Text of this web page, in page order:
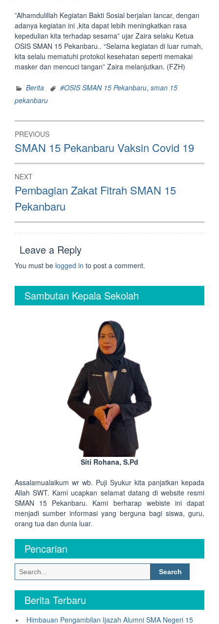
”Alhamdulillah Kegiatan Bakti Sosial berjalan lancar, dengan
adanya kegiatan ini ,kita dapat lebih meningkatkan rasa
kepedulian kita terhadap sesama” ujar Zaira selaku Ketua
OSIS SMAN 15 Pekanbaru.. “Selama kegiatan di luar rumah,
kita selalu mematuhi protokol kesehatan seperti memakai
masker dan mencuci tangan” Zaira melanjutkan. (FZH)
Berita #OSIS SMAN 15 Pekanbaru, sman 15
pekanbaru
Post
navigation
PREVIOUS
Previous
post:
SMAN 15 Pekanbaru Vaksin Covid 19
NEXT
Next
post:
Pembagian Zakat Fitrah SMAN 15
Pekanbaru
Leave a Reply
You must be logged in to post a comment.
Sambutan Kepala Sekolah
Siti Rohana, S.Pd
Assalamualaikum wr wb. Puji Syukur kita panjatkan kepada
Allah SWT. Kami ucapkan selamat datang di website resmi
SMAN 15 Pekanbaru. Kami berharap webiste ini dapat
menjadi sumber informasi yang berguna bagi siswa, guru,
orang tua dan dunia luar.
Pencarian
Search
for:
Berita Terbaru
Himbauan Pengambilan Ijazah Alumni SMA Negeri 15